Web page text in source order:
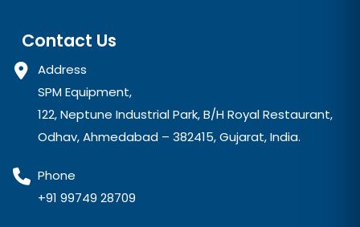
Contact Us
Address
SPM Equipment,
122, Neptune Industrial Park, B/H Royal Restaurant,
Odhav, Ahmedabad – 382415, Gujarat, India.
Phone
+91 99749 28709